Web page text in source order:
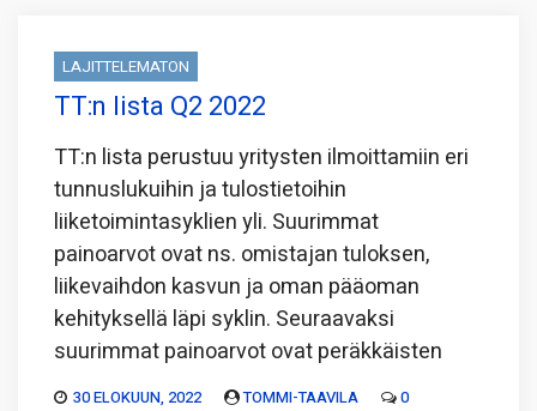
LAJITTELEMATON
TT:n lista Q2 2022
TT:n lista perustuu yritysten ilmoittamiin eri
tunnuslukuihin ja tulostietoihin
liiketoimintasyklien yli. Suurimmat
painoarvot ovat ns. omistajan tuloksen,
liikevaihdon kasvun ja oman pääoman
kehityksellä läpi syklin. Seuraavaksi
suurimmat painoarvot ovat peräkkäisten
30 ELOKUUN, 2022 TOMMI-TAAVILA 0